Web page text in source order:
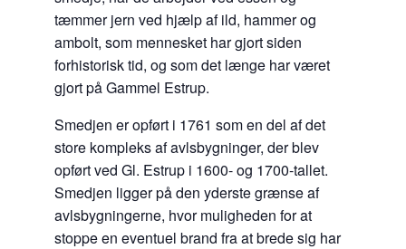
tæmmer jern ved hjælp af ild, hammer og
ambolt, som mennesket har gjort siden
forhistorisk tid, og som det længe har været
gjort på Gammel Estrup.
Smedjen er opført i 1761 som en del af det
store kompleks af avlsbygninger, der blev
opført ved Gl. Estrup i 1600- og 1700-tallet.
Smedjen ligger på den yderste grænse af
avlsbygningerne, hvor muligheden for at
stoppe en eventuel brand fra at brede sig har